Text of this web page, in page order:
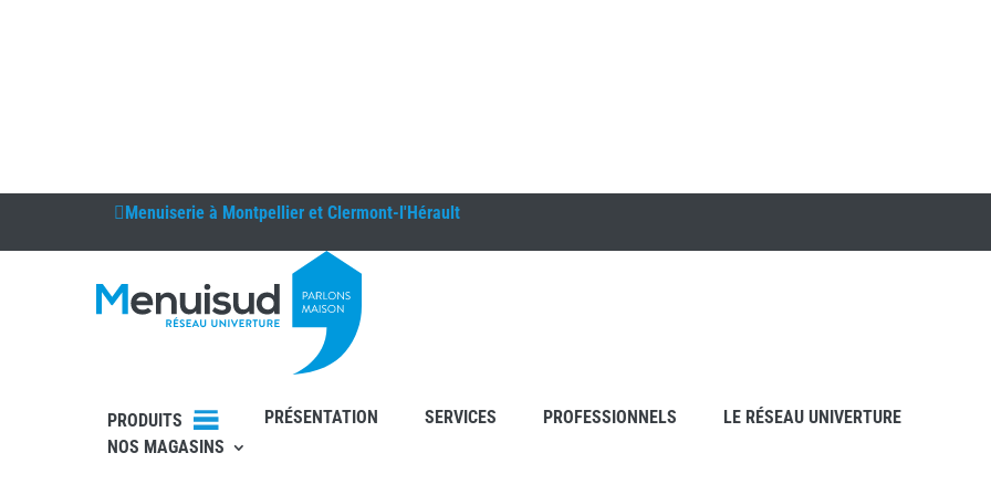
Menuiserie à Montpellier et Clermont-l'Hérault
PRODUITS PRÉSENTATION SERVICES PROFESSIONNELS
LE RÉSEAU UNIVERTURE
NOS MAGASINS